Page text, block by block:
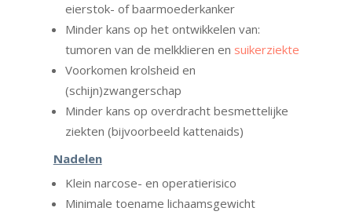
eierstok- of baarmoederkanker
Minder kans op het ontwikkelen van:
tumoren van de melkklieren en suikerziekte
Voorkomen krolsheid en
(schijn)zwangerschap
Minder kans op overdracht besmettelijke
ziekten (bijvoorbeeld kattenaids)
Nadelen
Klein narcose- en operatierisico
Minimale toename lichaamsgewicht